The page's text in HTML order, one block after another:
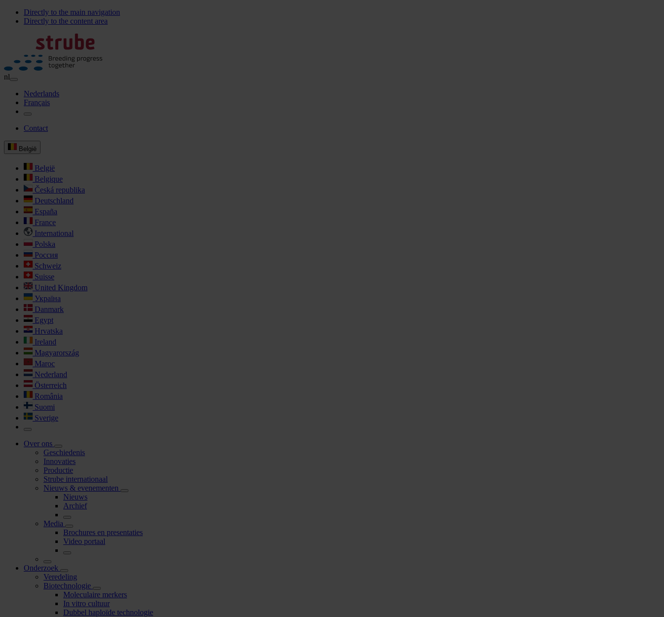
Directly to the main navigation
Directly to the content area
nl
Nederlands
Français
Contact
België
België
Belgique
Česká republika
Deutschland
España
France
International
Polska
Россия
Schweiz
Suisse
United Kingdom
Україна
Danmark
Egypt
Hrvatska
Ireland
Magyarország
Maroc
Nederland
Österreich
România
Suomi
Sverige
Over ons
Geschiedenis
Innovaties
Productie
Strube internationaal
Nieuws & evenementen
Nieuws
Archief
Media
Brochures en presentaties
Video portaal
Onderzoek
Veredeling
Biotechnologie
Moleculaire merkers
In vitro cultuur
Dubbel haploïde technologie